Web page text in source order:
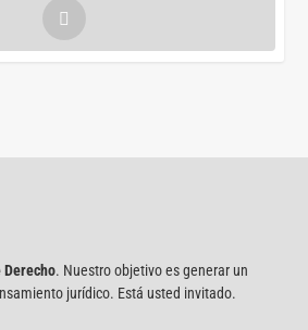
Derecho. Nuestro objetivo es generar un
jurídico. Está usted invitado.